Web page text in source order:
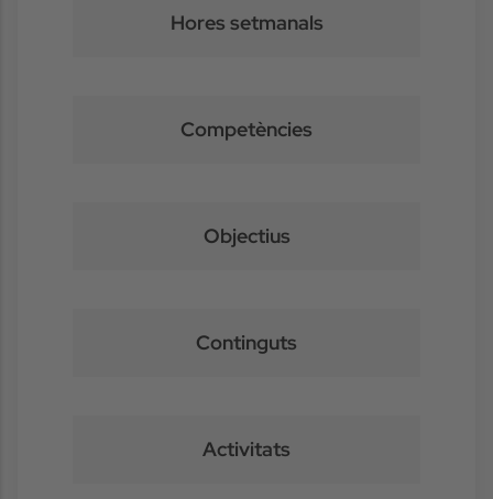
Hores setmanals
Competències
Objectius
Continguts
Activitats